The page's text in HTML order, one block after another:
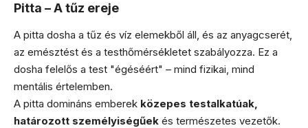
Pitta – A tűz ereje
A pitta dosha a tűz és víz elemekből áll, és az anyagcserét,
az emésztést és a testhőmérsékletet szabályozza. Ez a
dosha felelős a test "égéséért" – mind fizikai, mind
mentális értelemben.
A pitta domináns emberek közepes testalkatúak,
határozott személyiségűek és természetes vezetők.